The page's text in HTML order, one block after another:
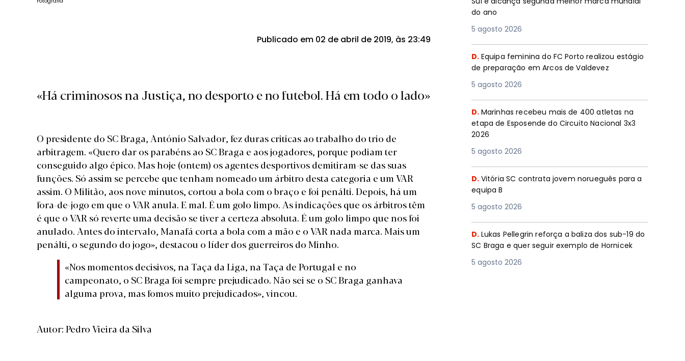
Publicado em 02 de abril de 2019, às 23:49
«Há criminosos na Justiça, no desporto e no futebol. Há em todo o lado»
O presidente do SC Braga, António Salvador, fez duras criticas ao trabalho do trio de
arbitragem. «Quero dar os parabéns ao SC Braga e aos jogadores, porque podiam ter
conseguido algo épico. Mas hoje (ontem) os agentes desportivos demitiram-se das suas
funções. Só assim se percebe que tenham nomeado um árbitro desta categoria e um VAR
assim. O Militão, aos nove minutos, cortou a bola com o braço e foi penálti. Depois, há um
fora-de-jogo em que o VAR anula. E mal. É um golo limpo. As indicações que os árbitros têm
é que o VAR só reverte uma decisão se tiver a certeza absoluta. É um golo limpo que nos foi
anulado. Antes do intervalo, Manafá corta a bola com a mão e o VAR nada marca. Mais um
penálti, o segundo do jogo», destacou o líder dos guerreiros do Minho.
«Nos momentos decisivos, na Taça da Liga, na Taça de Portugal e no
campeonato, o SC Braga foi sempre prejudicado. Não sei se o SC Braga ganhava
alguma prova, mas fomos muito prejudicados», vincou.
Autor: Pedro Vieira da Silva
do ano
5 agosto 2026
D. Equipa feminina do FC Porto realizou estágio
de preparação em Arcos de Valdevez
5 agosto 2026
D. Marinhas recebeu mais de 400 atletas na
etapa de Esposende do Circuito Nacional 3x3
2026
5 agosto 2026
D. Vitória SC contrata jovem norueguês para a
equipa B
5 agosto 2026
D. Lukas Pellegrin reforça a baliza dos sub-19 do
SC Braga e quer seguir exemplo de Hornicek
5 agosto 2026